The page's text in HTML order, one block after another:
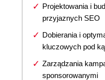
Projektowania i
przyjaznych SEO
Dobierania i
kluczowych pod
Zarządzania
sponsorowanymi